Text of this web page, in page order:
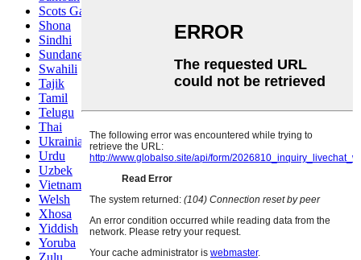
Scots Gaelic
Shona
Sindhi
Sundanese
Swahili
Tajik
Tamil
Telugu
Thai
Ukrainian
Urdu
Uzbek
Vietnamese
Welsh
Xhosa
Yiddish
Yoruba
Zulu